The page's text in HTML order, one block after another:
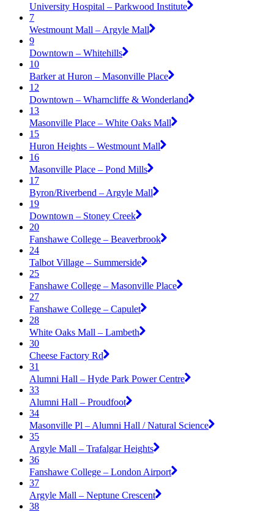
University Hospital – Parkwood Institute
7
Westmount Mall – Argyle Mall
9
Downtown – Whitehills
10
Barker at Huron – Masonville Place
12
Downtown – Wharncliffe & Wonderland
13
Masonville Place – White Oaks Mall
15
Huron Heights – Westmount Mall
16
Masonville Place – Pond Mills
17
Byron/Riverbend – Argyle Mall
19
Downtown – Stoney Creek
20
Fanshawe College – Beaverbrook
24
Talbot Village – Summerside
25
Fanshawe College – Masonville Place
27
Fanshawe College – Capulet
28
White Oaks Mall – Lambeth
30
Cheese Factory Rd
31
Alumni Hall – Hyde Park Power Centre
33
Alumni Hall – Proudfoot
34
Masonville Pl – Alumni Hall / Natural Science
35
Argyle Mall – Trafalgar Heights
36
Fanshawe College – London Airport
37
Argyle Mall – Neptune Crescent
38